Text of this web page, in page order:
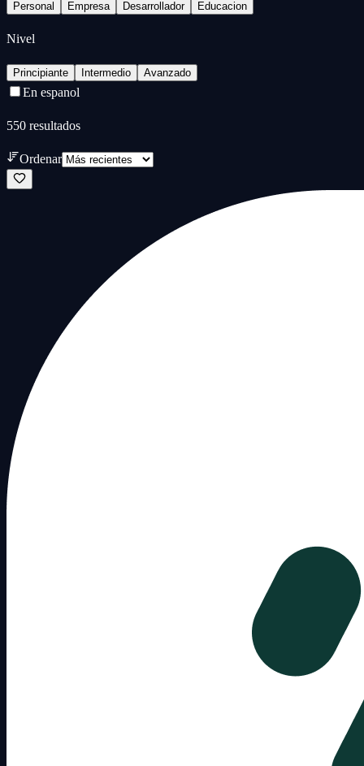
Personal Empresa Desarrollador Educacion
Nivel
Principiante Intermedio Avanzado
En espanol
550 resultados
Ordenar